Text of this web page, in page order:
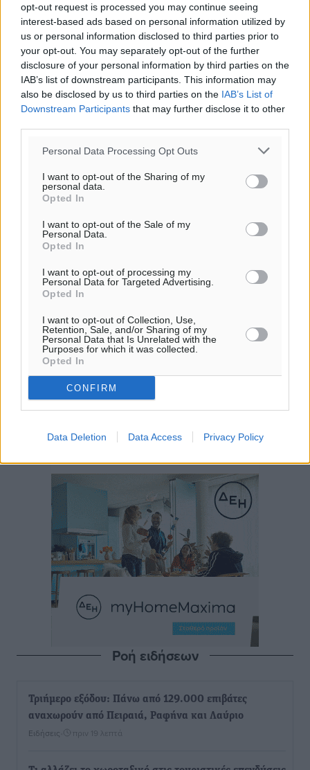
opt-out request is processed you may continue seeing
interest-based ads based on personal information utilized by
us or personal information disclosed to third parties prior to
your opt-out. You may separately opt-out of the further
disclosure of your personal information by third parties on the
IAB’s list of downstream participants. This information may
also be disclosed by us to third parties on the IAB’s List of
Downstream Participants that may further disclose it to other
Personal Data Processing Opt Outs
I want to opt-out of the Sharing of my
personal data.
Opted In
I want to opt-out of the Sale of my
Personal Data.
Opted In
I want to opt-out of processing my
Personal Data for Targeted Advertising.
Opted In
I want to opt-out of Collection, Use,
Retention, Sale, and/or Sharing of my
Personal Data that Is Unrelated with the
Purposes for which it was collected.
Opted In
CONFIRM
Data Deletion Data Access Privacy Policy
°
ΣΑ
30°
ΚΥ
29°
ΔΕ
29
Ροή ειδήσεων
Τριήμερο εξόδου: Πάνω από 129.000 επιβάτες
αναχωρούν από Πειραιά, Ραφήνα και Λαύριο
Ειδήσεις πριν 19 λεπτά